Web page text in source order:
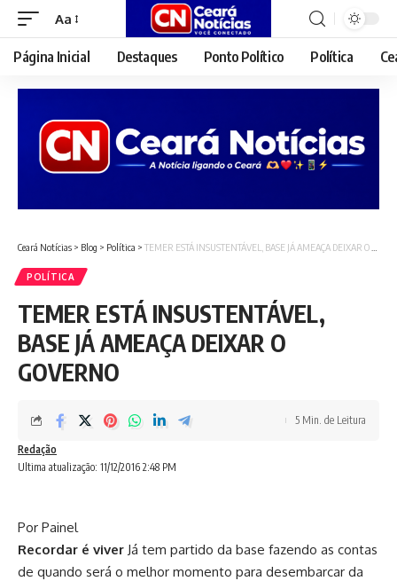
Font
Resizer
Aa
Página Inicial Destaques Ponto Político Política
Ceará Notícias > Blog > Política > TEMER ESTÁ INSUSTENTÁVEL, BASE JÁ AMEAÇA DEIXAR O GOVERNO
POLÍTICA
TEMER ESTÁ INSUSTENTÁVEL,
BASE JÁ AMEAÇA DEIXAR O
GOVERNO
Ultima atualização: 11/12/2016 2:48 PM
Redação
5 Min. de Leitura
Por Painel
Recordar é viver Já tem partido da base fazendo as contas
de quando será o melhor momento para desembarcar da